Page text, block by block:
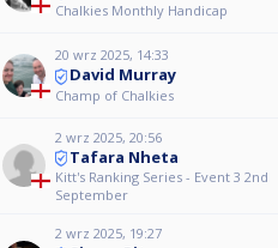
Chalkies Monthly Handicap
20 wrz 2025, 14:33
David Murray
Champ of Chalkies
2 wrz 2025, 20:56
Tafara Nheta
Kitt's Ranking Series - Event 3 2nd
September
2 wrz 2025, 19:27